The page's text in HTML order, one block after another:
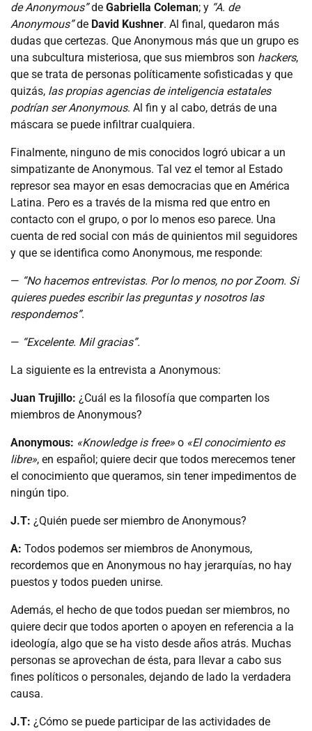
de Anonymous”de Gabriella Coleman; y “A. de
Anonymous”de David Kushner. Al final, quedaron más
dudas que certezas. Que Anonymous más que un grupo es
una subcultura misteriosa, que sus miembros son hackers,
que se trata de personas políticamente sofisticadas y que
quizás, las propias agencias de inteligencia estatales
podrían ser Anonymous. Al fin y al cabo, detrás de una
máscara se puede infiltrar cualquiera.
Finalmente, ninguno de mis conocidos logró ubicar a un
simpatizante de Anonymous. Tal vez el temor al Estado
represor sea mayor en esas democracias que en América
Latina. Pero es a través de la misma red que entro en
contacto con el grupo, o por lo menos eso parece. Una
cuenta de red social con más de quinientos mil seguidores
y que se identifica como Anonymous, me responde:
— “No hacemos entrevistas. Por lo menos, no por Zoom. Si
quieres puedes escribir las preguntas y nosotros las
respondemos”.
— “Excelente. Mil gracias”.
La siguiente es la entrevista a Anonymous:
Juan Trujillo: ¿Cuál es la filosofía que comparten los
miembros de Anonymous?
Anonymous: «Knowledge is free» o «El conocimiento es
libre», en español; quiere decir que todos merecemos tener
el conocimiento que queramos, sin tener impedimentos de
ningún tipo.
J.T: ¿Quién puede ser miembro de Anonymous?
A: Todos podemos ser miembros de Anonymous,
recordemos que en Anonymous no hay jerarquías, no hay
puestos y todos pueden unirse.
Además, el hecho de que todos puedan ser miembros, no
quiere decir que todos aporten o apoyen en referencia a la
ideología, algo que se ha visto desde años atrás. Muchas
personas se aprovechan de ésta, para llevar a cabo sus
fines políticos o personales, dejando de lado la verdadera
causa.
J.T: ¿Cómo se puede participar de las actividades de